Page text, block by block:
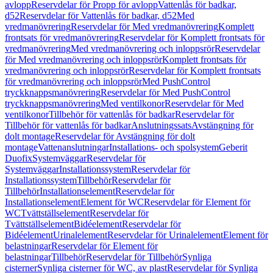
avloppReservdelar för Propp för avloppVattenlås för badkar,
d52Reservdelar för Vattenlås för badkar, d52Med
vredmanövreringReservdelar för Med vredmanövreringKomplett
frontsats för vredmanövreringReservdelar för Komplett frontsats för
vredmanövreringMed vredmanövrering och inloppsrörReservdelar
för Med vredmanövrering och inloppsrörKomplett frontsats för
vredmanövrering och inloppsrörReservdelar för Komplett frontsats
för vredmanövrering och inloppsrörMed PushControl
tryckknappsmanövreringReservdelar för Med PushControl
tryckknappsmanövreringMed ventilkonorReservdelar för Med
ventilkonorTillbehör för vattenlås för badkarReservdelar för
Tillbehör för vattenlås för badkarAnslutningssatsAvstängning för
dolt montageReservdelar för Avstängning för dolt
montageVattenanslutningarInstallations- och spolsystemGeberit
DuofixSystemväggarReservdelar för
SystemväggarInstallationssystemReservdelar för
InstallationssystemTillbehörReservdelar för
TillbehörInstallationselementReservdelar för
InstallationselementElement för WCReservdelar för Element för
WCTvättställselementReservdelar för
TvättställselementBidéelementReservdelar för
BidéelementUrinalelementReservdelar för UrinalelementElement för
belastningarReservdelar för Element för
belastningarTillbehörReservdelar för TillbehörSynliga
cisternerSynliga cisterner för WC, av plastReservdelar för Synliga